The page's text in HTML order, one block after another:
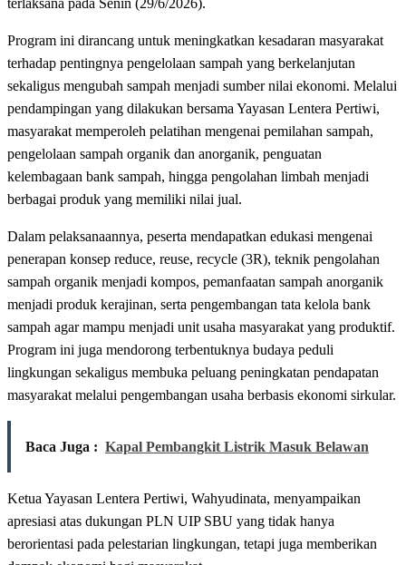
terlaksana pada Senin (29/6/2026).
Program ini dirancang untuk meningkatkan kesadaran masyarakat
terhadap pentingnya pengelolaan sampah yang berkelanjutan
sekaligus mengubah sampah menjadi sumber nilai ekonomi. Melalui
pendampingan yang dilakukan bersama Yayasan Lentera Pertiwi,
masyarakat memperoleh pelatihan mengenai pemilahan sampah,
pengelolaan sampah organik dan anorganik, penguatan
kelembagaan bank sampah, hingga pengolahan limbah menjadi
berbagai produk yang memiliki nilai jual.
Dalam pelaksanaannya, peserta mendapatkan edukasi mengenai
penerapan konsep reduce, reuse, recycle (3R), teknik pengolahan
sampah organik menjadi kompos, pemanfaatan sampah anorganik
menjadi produk kerajinan, serta pengembangan tata kelola bank
sampah agar mampu menjadi unit usaha masyarakat yang produktif.
Program ini juga mendorong terbentuknya budaya peduli
lingkungan sekaligus membuka peluang peningkatan pendapatan
masyarakat melalui pengembangan usaha berbasis ekonomi sirkular.
Baca Juga : Kapal Pembangkit Listrik Masuk Belawan
Ketua Yayasan Lentera Pertiwi, Wahyudinata, menyampaikan
apresiasi atas dukungan PLN UIP SBU yang tidak hanya
berorientasi pada pelestarian lingkungan, tetapi juga memberikan